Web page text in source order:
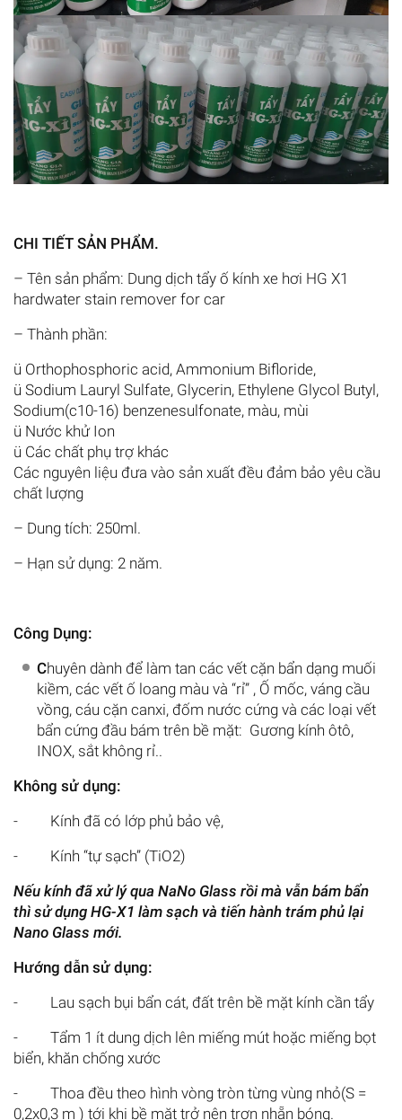
CHI TIẾT SẢN PHẨM.
– Tên sản phẩm: Dung dịch tẩy ố kính xe hơi HG X1
hardwater stain remover for car
– Thành phần:
ü Orthophosphoric acid, Ammonium Bifloride,
ü Sodium Lauryl Sulfate, Glycerin, Ethylene Glycol Butyl,
Sodium(c10-16) benzenesulfonate, màu, mùi
ü Nước khử Ion
ü Các chất phụ trợ khác
Các nguyên liệu đưa vào sản xuất đều đảm bảo yêu cầu
chất lượng
– Dung tích: 250ml.
– Hạn sử dụng: 2 năm.
Công Dụng:
Chuyên dành để làm tan các vết cặn bẩn dạng muối
kiềm, các vết ố loang màu và “rỉ” , Ố mốc, váng cầu
vồng, cáu cặn canxi, đốm nước cứng và các loại vết
bẩn cứng đầu bám trên bề mặt: Gương kính ôtô,
INOX, sắt không rỉ..
Không sử dụng:
- Kính đã có lớp phủ bảo vệ,
- Kính “tự sạch” (TiO2)
Nếu kính đã xử lý qua NaNo Glass rồi mà vẫn bám bẩn
thì sử dụng HG-X1 làm sạch và tiến hành trám phủ lại
Nano Glass mới.
Hướng dẫn sử dụng:
- Lau sạch bụi bẩn cát, đất trên bề mặt kính cần tẩy
- Tẩm 1 ít dung dịch lên miếng mút hoặc miếng bọt
biển, khăn chống xước
- Thoa đều theo hình vòng tròn từng vùng nhỏ(S =
0,2x0,3 m ) tới khi bề mặt trở nên trơn nhẵn bóng.